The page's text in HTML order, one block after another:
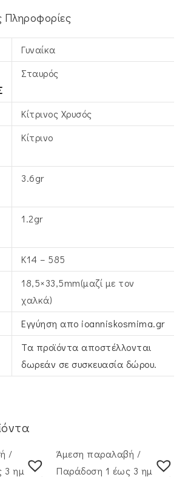
Πληροφορίες
Γυναίκα
Σταυρός
Κίτρινος Xρυσός
Κίτρινο
3.6gr
1.2gr
Κ14 – 585
18,5×33,5mm(μαζί με τον
χαλκά)
Εγγύηση απο ioanniskosmima.gr
Τα προϊόντα αποστέλλονται
δωρεάν σε συσκευασία δώρου.
/
ημέρες
Άμεση παραλαβή /
Παράδoση 1 έως 3 ημέρες